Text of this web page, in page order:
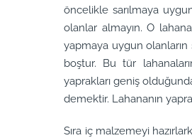
öncelikle sarılmaya
olanlar almayın. O
yapmaya uygun olanların
boştur. Bu tür
yaprakları geniş
demektir. Lahananın
Sıra iç malzemeyi